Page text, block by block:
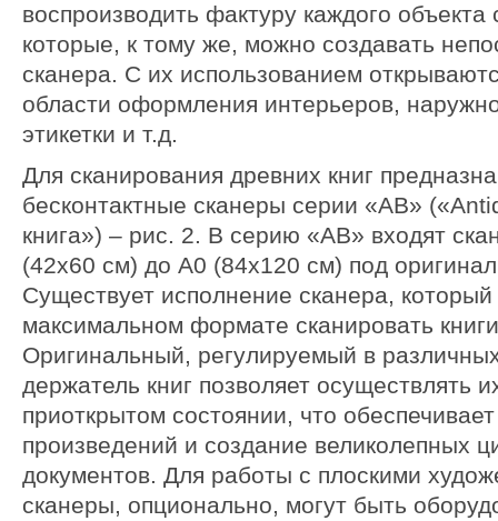
воспроизводить фактуру каждого объекта
которые, к тому же, можно создавать
сканера. С их использованием
области оформления интерьеров,
этикетки и т.д.
Для сканирования древних книг
бесконтактные сканеры серии «AB»
книга») – рис. 2. В серию «AB» входят
(42х60 см) до А0 (84х120 см) под
Существует исполнение сканера, который
максимальном формате сканировать
Оригинальный, регулируемый в
держатель книг позволяет осуществлять
приоткрытом состоянии, что
произведений и создание великолепных
документов. Для работы с плоскими
сканеры, опционально, могут быть